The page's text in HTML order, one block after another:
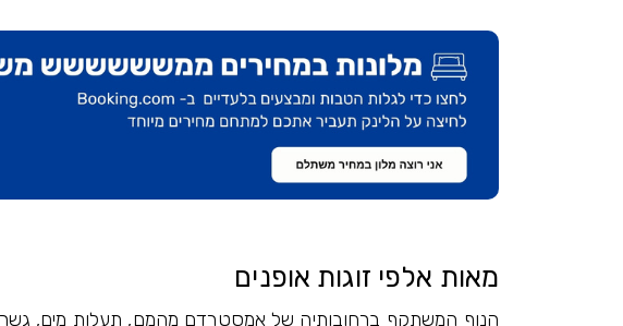
מאות אלפי זוגות אופנים
הנוף המשתקף ברחובותיה של אמסטרדם מהמם, תעלות מים,